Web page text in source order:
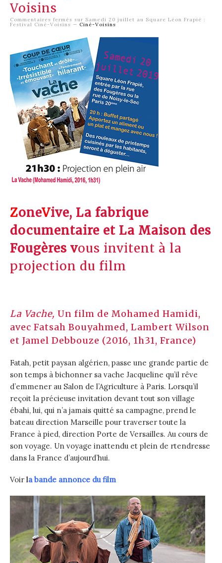
Voisins
Commentaires fermés sur Samedi 20 juillet au Square Léon Frapié :
Festival Ciné-Voisins — Ciné-Voisins
ZoneVive, La fabrique
documentaire et La Maison des
Fougères vous invitent à la
projection du film
La Vache, Un film de Mohamed Hamidi,
avec Fatsah Bouyahmed, Lambert Wilson
et Jamel Debbouze (2016, 1h31, France)
Fatah, petit paysan algérien, passe une grande partie de
son temps à bichonner sa vache Jacqueline qu’il rêve
d’emmener au Salon de l’Agriculture à Paris. Lorsqu’il
reçoit la précieuse invitation devant tout son village
ébahi, lui, qui n’a jamais quitté sa campagne, prend le
bateau direction Marseille pour traverser toute la
France à pied, direction Porte de Versailles. Au cours de
son voyage. Un voyage inattendu et plein de rtendresse
dans la France d’aujourd’hui.
Voir la bande annonce du film